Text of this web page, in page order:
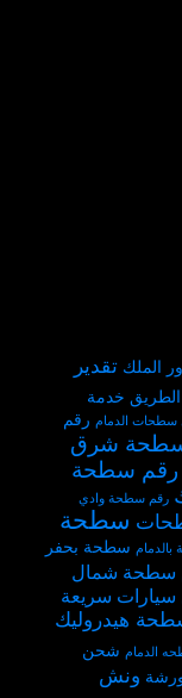
الملك تقدير
خدمة
سطحات الدمام رقم
شرق
رقم سطحة
رقم سطحة وادي
سطحة
سطحة بحفر
سطحة شمال
سريعة
هيدروليك
الدمام شحن
ونش